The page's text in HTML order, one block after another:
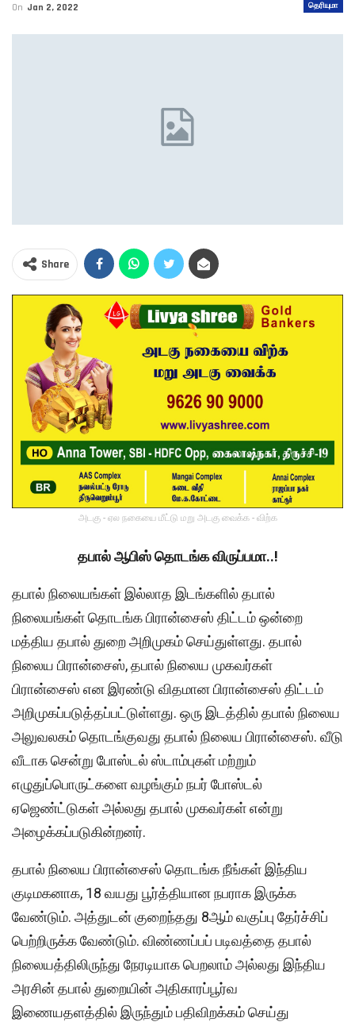
தெரியுமா
On Jan 2, 2022
Share
அடகு - ஏல நகையை மீட்டு மறு அடகு வைக்க - விற்க
தபால் ஆபிஸ் தொடங்க விருப்பமா..!
தபால் நிலையங்கள் இல்லாத இடங்களில் தபால்
நிலையங்கள் தொடங்க பிரான்சைஸ் திட்டம் ஒன்றை
மத்திய தபால் துறை அறிமுகம் செய்துள்ளது. தபால்
நிலைய பிரான்சைஸ், தபால் நிலைய முகவர்கள்
பிரான்சைஸ் என இரண்டு விதமான பிரான்சைஸ் திட்டம்
அறிமுகப்படுத்தப்பட்டுள்ளது. ஒரு இடத்தில் தபால் நிலைய
அலுவலகம் தொடங்குவது தபால் நிலைய பிரான்சைஸ். வீடு
வீடாக சென்று போஸ்டல் ஸ்டாம்புகள் மற்றும்
எழுதுப்பொருட்களை வழங்கும் நபர் போஸ்டல்
ஏஜெண்ட்டுகள் அல்லது தபால் முகவர்கள் என்று
அழைக்கப்படுகின்றனர்.
தபால் நிலைய பிரான்சைஸ் தொடங்க நீங்கள் இந்திய
குடிமகனாக, 18 வயது பூர்த்தியான நபராக இருக்க
வேண்டும். அத்துடன் குறைந்தது 8ஆம் வகுப்பு தேர்ச்சிப்
பெற்றிருக்க வேண்டும். விண்ணப்பப் படிவத்தை தபால்
நிலையத்திலிருந்து நேரடியாக பெறலாம் அல்லது இந்திய
அரசின் தபால் துறையின் அதிகாரப்பூர்வ
இணையதளத்தில் இருந்தும் பதிவிறக்கம் செய்து